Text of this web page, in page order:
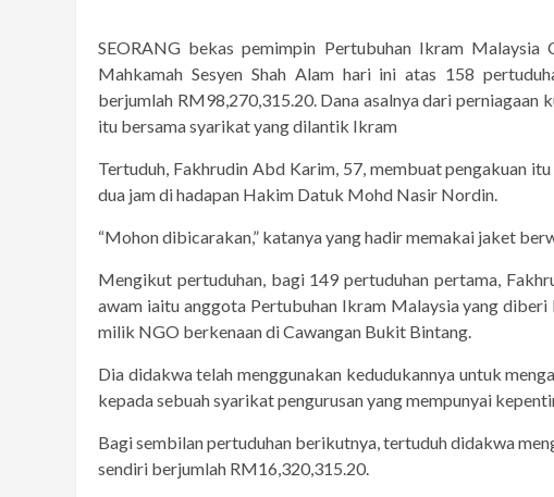
SEORANG bekas pemimpin Pertubuhan Ikram
Mahkamah Sesyen Shah Alam hari ini atas 158
berjumlah RM98,270,315.20. Dana asalnya dari
itu bersama syarikat yang dilantik Ikram
Tertuduh, Fakhrudin Abd Karim, 57, membuat pengakuan
dua jam di hadapan Hakim Datuk Mohd Nasir Nordin.
“Mohon dibicarakan,” katanya yang hadir memakai jaket
Mengikut pertuduhan, bagi 149 pertuduhan pertama,
awam iaitu anggota Pertubuhan Ikram Malaysia yang
milik NGO berkenaan di Cawangan Bukit Bintang.
Dia didakwa telah menggunakan kedudukannya untuk
kepada sebuah syarikat pengurusan yang mempunyai
Bagi sembilan pertuduhan berikutnya, tertuduh didakwa
sendiri berjumlah RM16,320,315.20.